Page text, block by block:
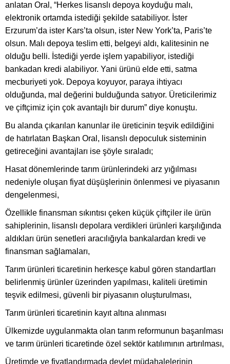
anlatan Oral, “Herkes lisanslı depoya koyduğu malı,
elektronik ortamda istediği şekilde satabiliyor. İster
Erzurum’da ister Kars’ta olsun, ister New York’ta, Paris’te
olsun. Malı depoya teslim etti, belgeyi aldı, kalitesinin ne
olduğu belli. İstediği yerde işlem yapabiliyor, istediği
bankadan kredi alabiliyor. Yani ürünü elde etti, satma
mecburiyeti yok. Depoya koyuyor, paraya ihtiyacı
olduğunda, mal değerini bulduğunda satıyor. Üreticilerimiz
ve çiftçimiz için çok avantajlı bir durum” diye konuştu.
Bu alanda çıkarılan kanunlar ile üreticinin teşvik edildiğini
de hatırlatan Başkan Oral, lisanslı depoculuk sisteminin
getireceğini avantajları ise şöyle sıraladı;
Hasat dönemlerinde tarım ürünlerindeki arz yığılması
nedeniyle oluşan fiyat düşüşlerinin önlenmesi ve piyasanın
dengelenmesi,
Özellikle finansman sıkıntısı çeken küçük çiftçiler ile ürün
sahiplerinin, lisanslı depolara verdikleri ürünleri karşılığında
aldıkları ürün senetleri aracılığıyla bankalardan kredi ve
finansman sağlamaları,
Tarım ürünleri ticaretinin herkesçe kabul gören standartları
belirlenmiş ürünler üzerinden yapılması, kaliteli üretimin
teşvik edilmesi, güvenli bir piyasanın oluşturulması,
Tarım ürünleri ticaretinin kayıt altına alınması
Ülkemizde uygulanmakta olan tarım reformunun başarılması
ve tarım ürünleri ticaretinde özel sektör katılımının artırılması,
Üretimde ve fiyatlandırmada devlet müdahalelerinin